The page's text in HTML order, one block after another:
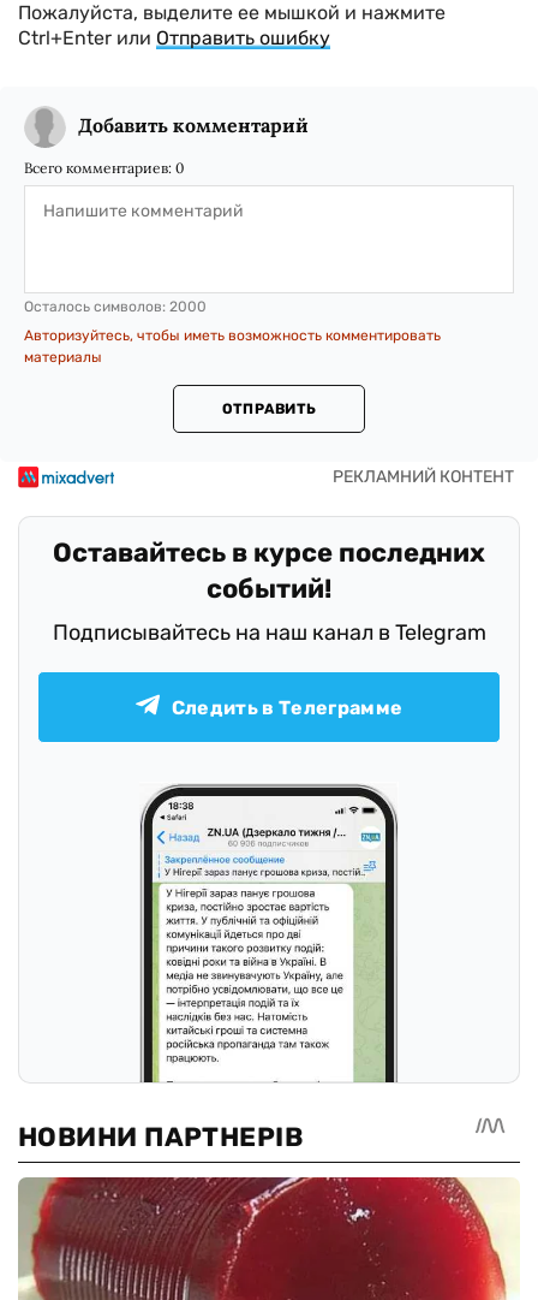
Пожалуйста, выделите ее мышкой и нажмите
Ctrl+Enter или Отправить ошибку
Добавить комментарий
Всего комментариев: 0
Осталось символов: 2000
Авторизуйтесь, чтобы иметь возможность комментировать
материалы
ОТПРАВИТЬ
Оставайтесь в курсе последних
событий!
Подписывайтесь на наш канал в Telegram
Следить в Телеграмме